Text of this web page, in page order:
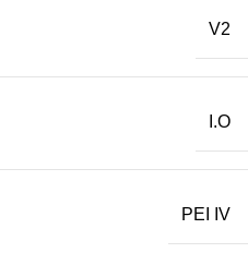
V2
I.O
PEI IV